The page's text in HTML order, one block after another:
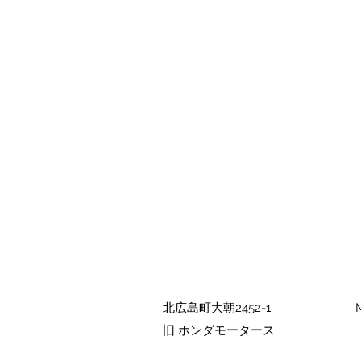
北広島町大朝2452-1
旧 ホンダモータース